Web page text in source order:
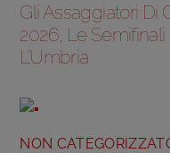
Gli Assaggiatori Di
2026, Le
L’Umbria
NON